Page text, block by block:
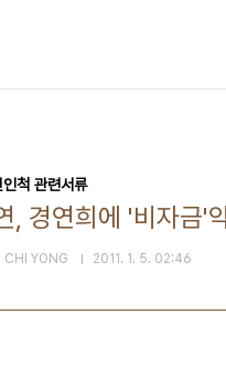
척 관련서류
, 경연희에 '비자금'
CHI YONG 2011. 1. 5. 02:46